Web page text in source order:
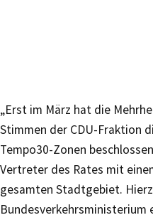
„Erst im März hat die
Stimmen der CDU-Fraktion
Tempo30-Zonen
Vertreter des Rates mit
gesamten Stadtgebiet.